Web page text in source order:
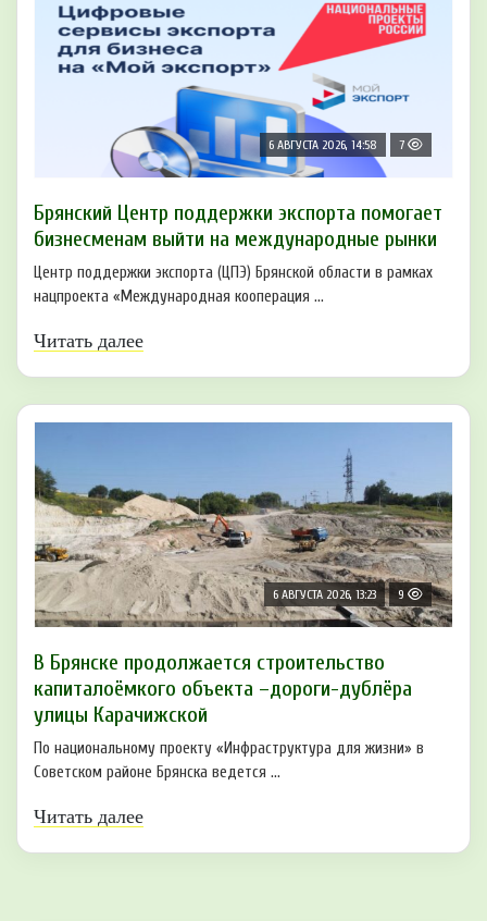
6 АВГУСТА 2026, 14:58 7
Брянский Центр поддержки экспорта помогает
бизнесменам выйти на международные рынки
Центр поддержки экспорта (ЦПЭ) Брянской области в рамках
нацпроекта «Международная кооперация ...
Читать далее
6 АВГУСТА 2026, 13:23 9
В Брянске продолжается строительство
капиталоёмкого объекта –дороги-дублёра
улицы Карачижской
По национальному проекту «Инфраструктура для жизни» в
Советском районе Брянска ведется ...
Читать далее